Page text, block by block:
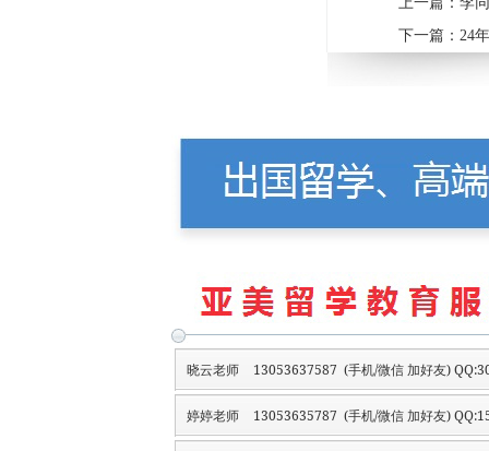
下一篇： 24
晓云老师 13053637587 (手机/微信 加好友)
婷婷老师 13053635787 (手机/微信 加好友)